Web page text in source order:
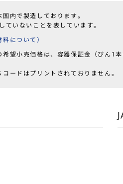
内で製造しております。
いないことを表しています。
について）
望小売価格は、容器保証金（びん1
ードはプリントされておりません。